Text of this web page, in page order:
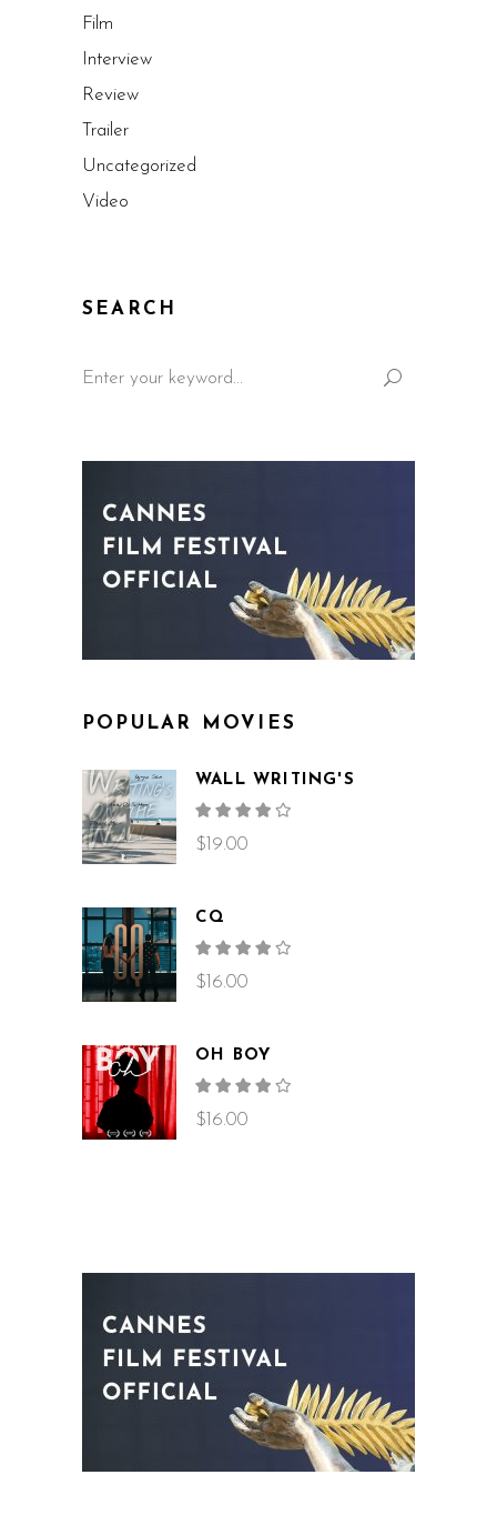
Film
Interview
Review
Trailer
Uncategorized
Video
SEARCH
POPULAR MOVIES
WALL WRITING'S
4.00
of 5
$ 19.00
CQ
4.00
of 5
$ 16.00
OH BOY
4.00
of 5
$ 16.00